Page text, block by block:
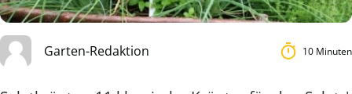
Garten-Redaktion 10 Minuten